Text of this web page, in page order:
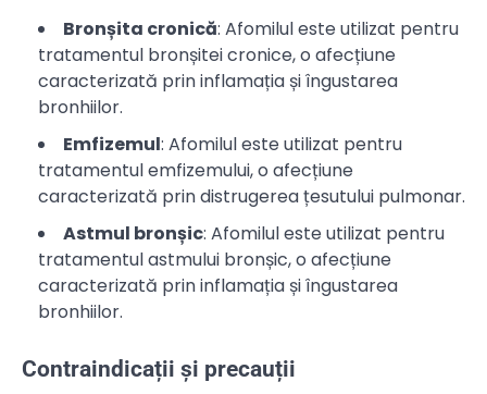
Bronșita cronică: Afomilul este utilizat pentru
tratamentul bronșitei cronice, o afecțiune
caracterizată prin inflamația și îngustarea
bronhiilor.
Emfizemul: Afomilul este utilizat pentru
tratamentul emfizemului, o afecțiune
caracterizată prin distrugerea țesutului pulmonar.
Astmul bronșic: Afomilul este utilizat pentru
tratamentul astmului bronșic, o afecțiune
caracterizată prin inflamația și îngustarea
bronhiilor.
Contraindicații și precauții